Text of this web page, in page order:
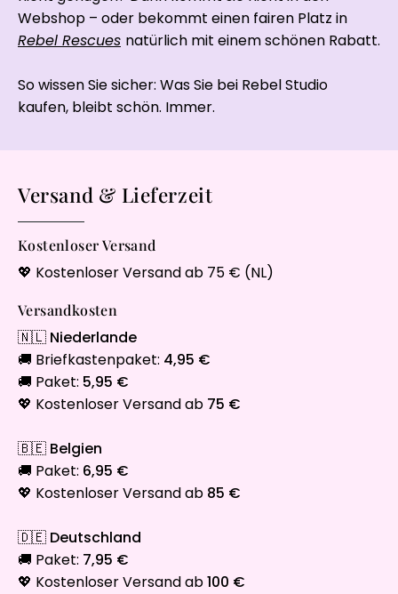
Webshop – oder bekommt einen fairen Platz in
Rebel Rescues natürlich mit einem schönen Rabatt.
So wissen Sie sicher: Was Sie bei Rebel Studio
kaufen, bleibt schön. Immer.
Versand & Lieferzeit
Kostenloser Versand
💖 Kostenloser Versand ab 75 € (NL)
Versandkosten
🇳🇱 Niederlande
🚚 Briefkastenpaket: 4,95 €
🚚 Paket: 5,95 €
💖 Kostenloser Versand ab 75 €
🇧🇪 Belgien
🚚 Paket: 6,95 €
💖 Kostenloser Versand ab 85 €
🇩🇪 Deutschland
🚚 Paket: 7,95 €
💖 Kostenloser Versand ab100 €